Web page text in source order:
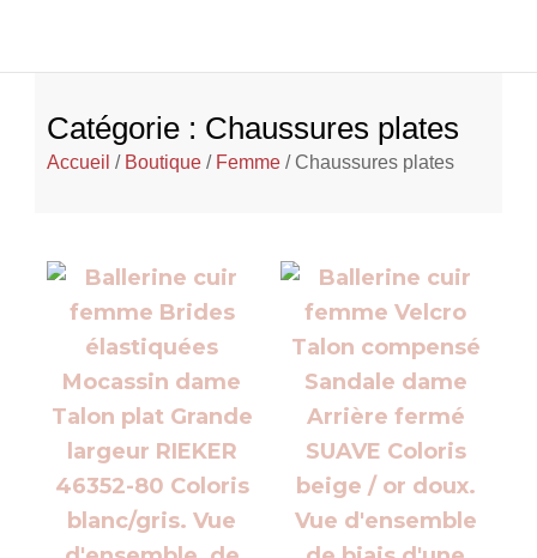
Catégorie : Chaussures plates
Accueil / Boutique / Femme / Chaussures plates